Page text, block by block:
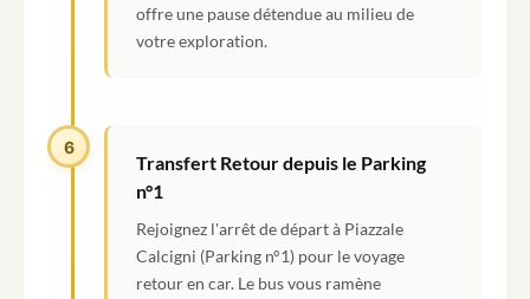
offre une pause détendue au milieu de
votre exploration.
6
Transfert Retour depuis le Parking
n°1
Rejoignez l'arrêt de départ à Piazzale
Calcigni (Parking n°1) pour le voyage
retour en car. Le bus vous ramène